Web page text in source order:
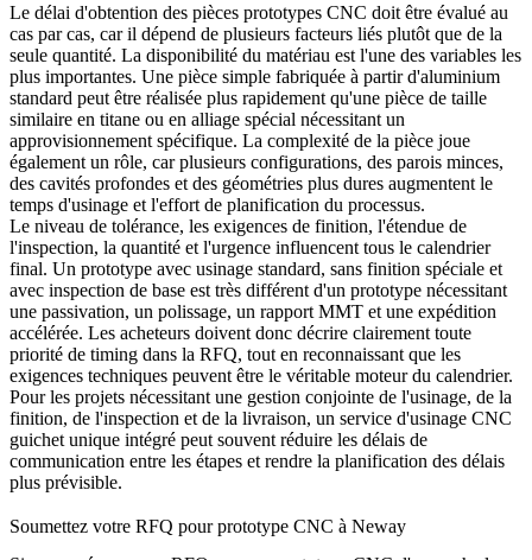
Le délai d'obtention des pièces prototypes CNC doit être évalué au
cas par cas, car il dépend de plusieurs facteurs liés plutôt que de la
seule quantité. La disponibilité du matériau est l'une des variables les
plus importantes. Une pièce simple fabriquée à partir d'aluminium
standard peut être réalisée plus rapidement qu'une pièce de taille
similaire en titane ou en alliage spécial nécessitant un
approvisionnement spécifique. La complexité de la pièce joue
également un rôle, car plusieurs configurations, des parois minces,
des cavités profondes et des géométries plus dures augmentent le
temps d'usinage et l'effort de planification du processus.
Le niveau de tolérance, les exigences de finition, l'étendue de
l'inspection, la quantité et l'urgence influencent tous le calendrier
final. Un prototype avec usinage standard, sans finition spéciale et
avec inspection de base est très différent d'un prototype nécessitant
une passivation, un polissage, un rapport MMT et une expédition
accélérée. Les acheteurs doivent donc décrire clairement toute
priorité de timing dans la RFQ, tout en reconnaissant que les
exigences techniques peuvent être le véritable moteur du calendrier.
Pour les projets nécessitant une gestion conjointe de l'usinage, de la
finition, de l'inspection et de la livraison, un service d'usinage CNC
guichet unique intégré peut souvent réduire les délais de
communication entre les étapes et rendre la planification des délais
plus prévisible.
Soumettez votre RFQ pour prototype CNC à Neway